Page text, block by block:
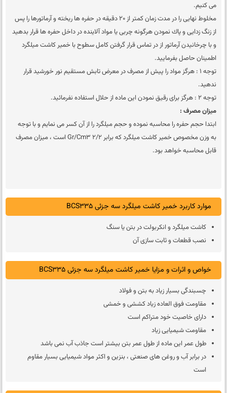
می كنيم.
مخلوط نهايی را در مدت زمان كمتر از 20 دقيقه در حفره ها ريخته و آرماتورها را پس
از زنگ زدايی و پاك نمودن هرگونه چربی يا مواد آلاينده در داخل حفره ها قرار بدهيد
و با چرخانيدن آرماتور از در تماس قرار گرفتن كامل سطوح با خمير كاشت ميلگرد
اطمينان حاصل بفرماييد.
توجه 1 : هرگز مواد را پيش از مصرف در معرض تابش مستقيم نور خورشيد قرار
ندهيد.
توجه 2 : هرگز برای رقيق نمودن اين ماده از حلال استفاده نفرمائيد.
ميزان مصرف :
ابتدا حجم حفره را محاسبه نموده و حجم میلگرد را از آن کسر می نمایم و با توجه
به وزن مخصوص خمیر کاشت میلگرد که برابر 2/2 Gr/cm3 است ، میزان مصرف
قابل محاسبه خواهد بود.
موارد کاربرد خمیر کاشت میلگرد سه جزئی BCS335
کاشت میلگرد و انکربولت در بتن یا سنگ
نصب قطعات و ثابت سازی آن
خواص و اثرات و مزایا خمیر کاشت میلگرد سه جزئی BCS335
چسبندگی بسیار زیاد به بتن و فولاد
مقاومت فوق العاده زیاد کششی و خمشی
دارای خاصیت خود متراکم است
مقاومت شیمیایی زیاد
طول عمر این ماده از طول عمر بتن بیشتر است جاذب آب نمی باشد
در برابر آب و روغن های صنعتی ، بنزین و اکثر مواد شیمیایی بسیار مقاوم
است